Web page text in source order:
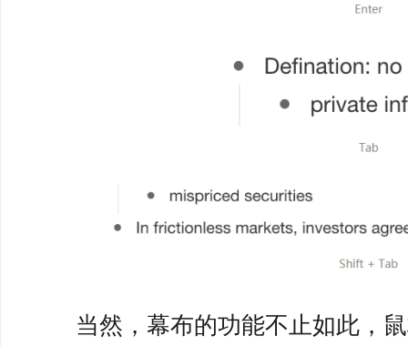
当然，幕布的功能不止如此，鼠